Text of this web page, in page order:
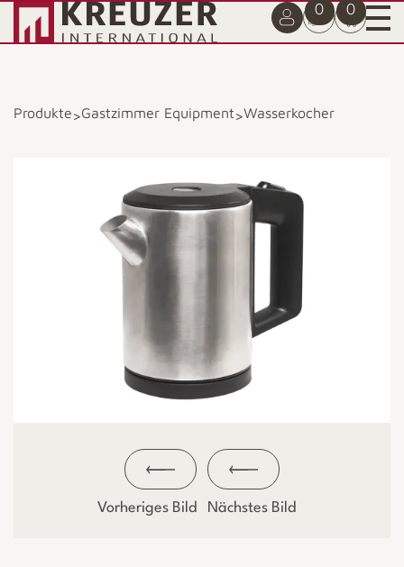
0 0
Produkte>Gastzimmer Equipment>Wasserkocher
Vorheriges Bild Nächstes Bild